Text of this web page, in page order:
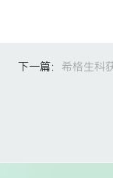
下一篇： 希格生科